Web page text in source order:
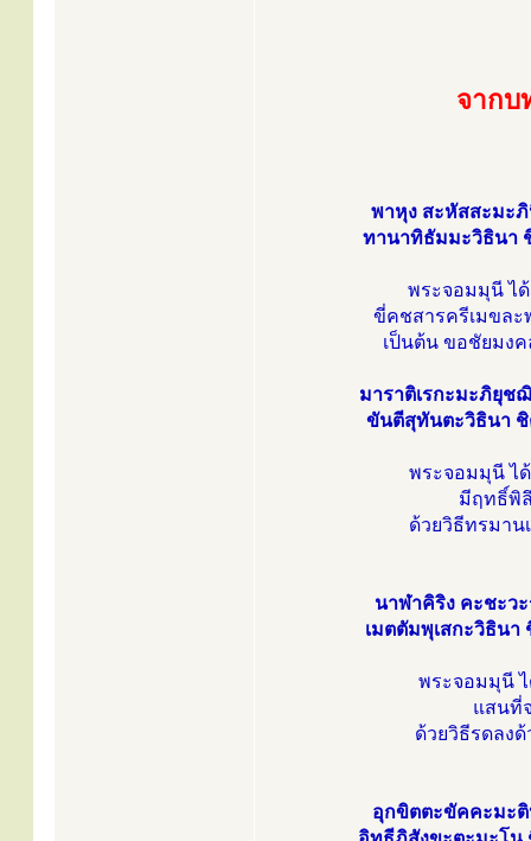
จากบ
พาหุง สะหัสสะมะภิ
ทานาทิธัมมะวิธินา
พระจอมมุนี ไ
ขี่คชสารครีเมขละ
เป็นต้น ขอชัยมง
มาราติเรกะมะภิยุช
ขันตีสุทันตะวิธินา ชิ
พระจอมมุนี ไ
มีฤทธิ์พิ
ด้วยวิธีทรมา
นาฬาคิริง คะชะว
เมตตัมพุเสกะวิธินา
พระจอมมุนี ไ
แสนที่
ด้วยวิธีรดลง
อุกขิตตะขัคคะมะ